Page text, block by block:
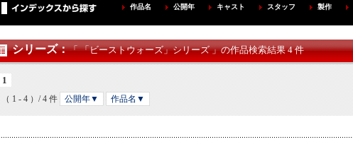
作品名 公開年 キャスト スタッフ 製作
シリーズ：「 「ビーストウォーズ」シリーズ 」の作品検索結果 4 件
1
（ 1 - 4 ）/ 4 件 公開年▼ 作品名▼